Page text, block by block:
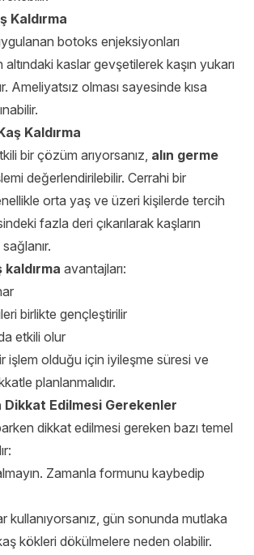
Kaldırma
botoks enjeksiyonları
altındaki kaslar gevşetilerek kaşın yukarı
Ameliyatsız olması sayesinde kısa
Kaldırma
bir çözüm arıyorsanız, alın germe
değerlendirilebilir. Cerrahi bir
orta yaş ve üzeri kişilerde tercih
fazla deri çıkarılarak kaşların
kaldırma avantajları:
birlikte gençleştirilir
etkili olur
işlem olduğu için iyileşme süresi ve
planlanmalıdır.
Dikkat Edilmesi Gerekenler
dikkat edilmesi gereken bazı temel
almayın. Zamanla formunu kaybedip
kullanıyorsanız, gün sonunda mutlaka
kökleri dökülmelere neden olabilir.